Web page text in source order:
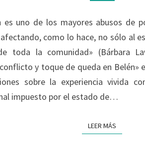
es uno de los mayores abusos de
como lo hace, no sólo al
toda la comunidad» (Bárbara
y toque de queda en Belén»
sobre la experiencia vivida
impuesto por el estado de…
LEER MÁS